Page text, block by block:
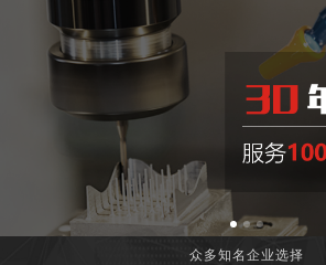
众多知名企业选择